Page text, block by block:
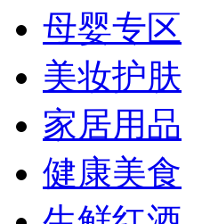
母婴专区
美妆护肤
家居用品
健康美食